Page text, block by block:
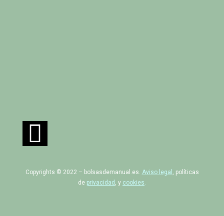
Copyrights © 2022 – bolsasdemanual.es. Aviso legal , políticas
de privacidad , y cookies.